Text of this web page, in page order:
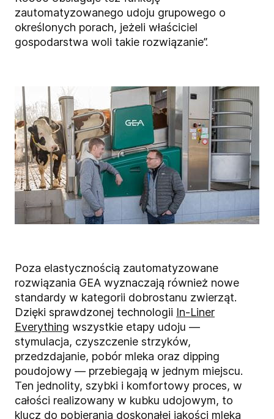
zautomatyzowanego udoju grupowego o
określonych porach, jeżeli właściciel
gospodarstwa woli takie rozwiązanie”.
Poza elastycznością zautomatyzowane
rozwiązania GEA wyznaczają również nowe
standardy w kategorii dobrostanu zwierząt.
Dzięki sprawdzonej technologii In-Liner
Everything wszystkie etapy udoju —
stymulacja, czyszczenie strzyków,
przedzdajanie, pobór mleka oraz dipping
poudojowy — przebiegają w jednym miejscu.
Ten jednolity, szybki i komfortowy proces, w
całości realizowany w kubku udojowym, to
klucz do pobierania doskonałej jakości mleka